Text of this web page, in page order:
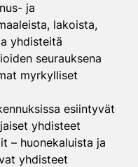
ja
lakoista,
yhdisteitä
seurauksena
myrkylliset
esiintyvät
yhdisteet
– huonekaluista ja
yhdisteet